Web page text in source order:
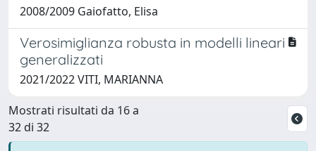
2008/2009 Gaiofatto, Elisa
Verosimiglianza robusta in modelli lineari
generalizzati
2021/2022 VITI, MARIANNA
Mostrati risultati da 16 a
32 di 32